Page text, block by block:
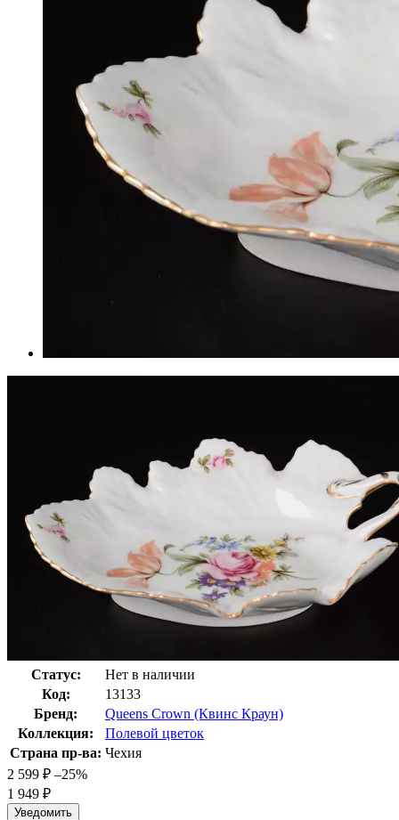
Статус:
Нет в наличии
Код:
13133
Бренд:
Queens Crown (Квинс Краун)
Коллекция:
Полевой цветок
Страна пр-ва: Чехия
2 599 ₽ –25%
1 949 ₽
Уведомить